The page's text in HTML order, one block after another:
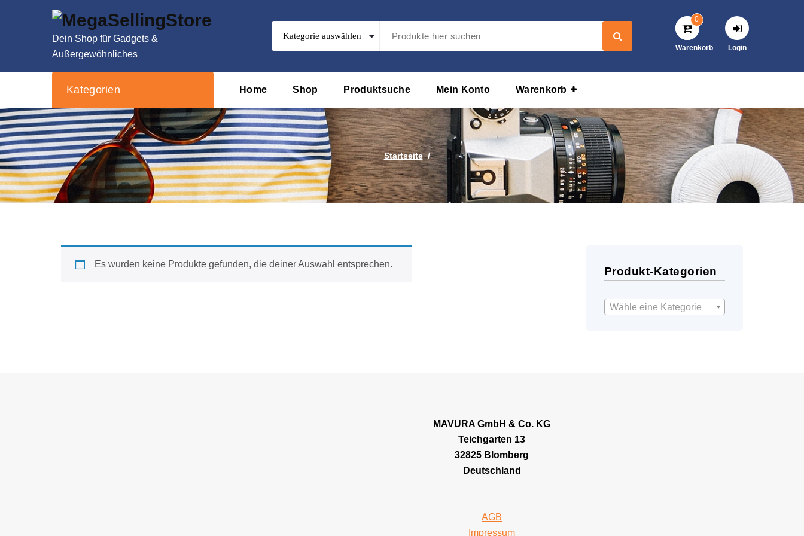
Dein Shop für Gadgets &
Außergewöhnliches
0
Warenkorb Login
Kategorien Home Shop Produktsuche Mein Konto Warenkorb
Startseite/
Es wurden keine Produkte gefunden, die deiner Auswahl entsprechen.
Produkt-Kategorien
Wähle eine Kategorie
MAVURA GmbH & Co. KG
Teichgarten 13
32825 Blomberg
Deutschland
AGB
Impressum